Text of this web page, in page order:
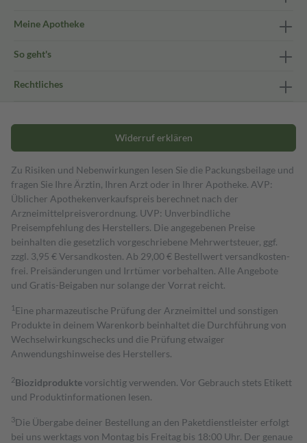
Meine Apotheke
So geht's
Rechtliches
Widerruf erklären
Zu Risiken und Nebenwirkungen lesen Sie die Packungsbeilage und
fragen Sie Ihre Ärztin, Ihren Arzt oder in Ihrer Apotheke. AVP:
Üblicher Apothekenverkaufspreis berechnet nach der
Arzneimittelpreisverordnung. UVP: Unverbindliche
Preisempfehlung des Herstellers. Die angegebenen Preise
beinhalten die gesetzlich vorgeschriebene Mehrwertsteuer, ggf.
zzgl. 3,95 € Versandkosten. Ab 29,00 € Bestell­wert versand­kosten­
frei. Preisänderungen und Irrtümer vorbehalten. Alle Angebote
und Gratis-Beigaben nur solange der Vorrat reicht.
1 Eine pharmazeutische Prüfung der Arzneimittel und sonstigen
Produkte in deinem Warenkorb beinhaltet die Durchführung von
Wechselwirkungschecks und die Prüfung etwaiger
Anwendungshinweise des Herstellers.
2Biozidproduktevorsichtig verwenden. Vor Gebrauch stets Etikett
und Produktinformationen lesen.
3Die Übergabe deiner Bestellung an den Paketdienstleister erfolgt
bei uns werktags von Montag bis Freitag bis 18:00 Uhr. Der genaue